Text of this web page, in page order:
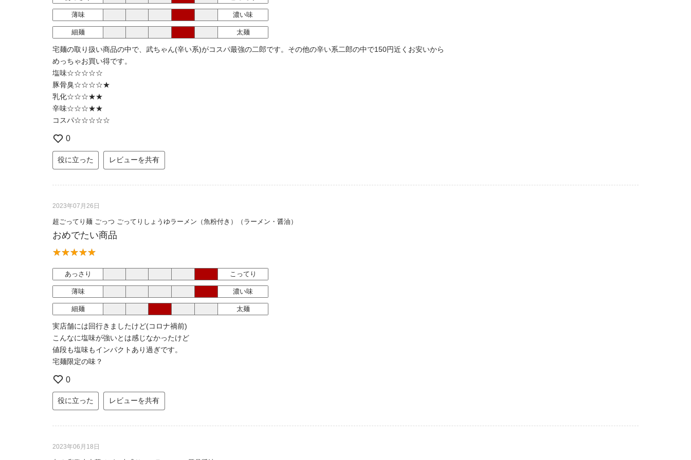
薄味 濃い味
細麺 太麺
宅麺の取り扱い商品の中で、武ちゃん(辛い系)がコスパ最強の二郎です。その他の辛い系二郎の中で150円近くお安いから
めっちゃお買い得です。
塩味☆☆☆☆☆
豚骨臭☆☆☆☆★
乳化☆☆☆★★
辛味☆☆☆★★
コスパ☆☆☆☆☆
0
役に立った レビューを共有
2023年07月26日
超ごってり麺 ごっつ ごってりしょうゆラーメン（魚粉付き）（ラーメン・醤油）
おめでたい商品
あっさり こってり
薄味 濃い味
細麺 太麺
実店舗には回行きましたけど(コロナ禍前)
こんなに塩味が強いとは感じなかったけど
値段も塩味もインパクトあり過ぎです。
宅麺限定の味？
0
役に立った レビューを共有
2023年06月18日